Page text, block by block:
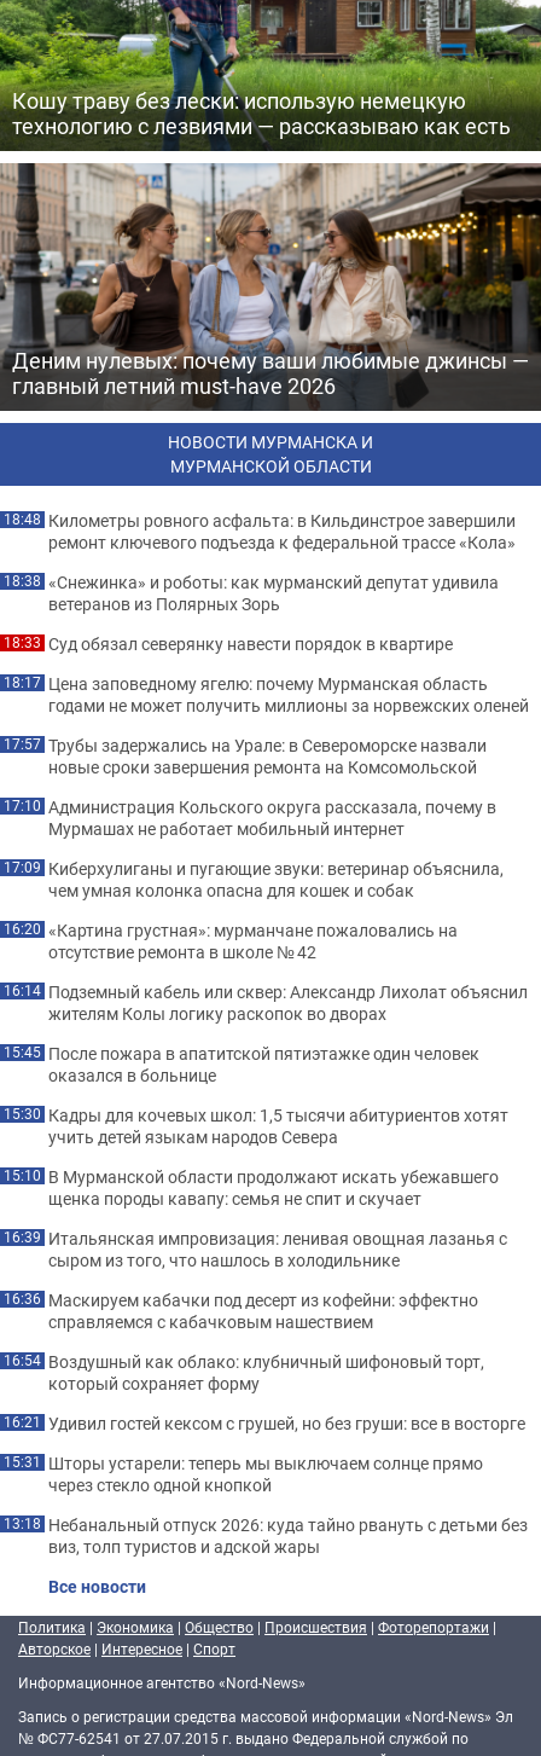
Кошу траву без лески: использую немецкую
технологию с лезвиями — рассказываю как есть
Деним нулевых: почему ваши любимые джинсы —
главный летний must-have 2026
НОВОСТИ МУРМАНСКА И
МУРМАНСКОЙ ОБЛАСТИ
18:48 Километры ровного асфальта: в Кильдинстрое завершили
ремонт ключевого подъезда к федеральной трассе «Кола»
18:38 «Снежинка» и роботы: как мурманский депутат удивила
ветеранов из Полярных Зорь
18:33 Суд обязал северянку навести порядок в квартире
18:17 Цена заповедному ягелю: почему Мурманская область
годами не может получить миллионы за норвежских оленей
17:57 Трубы задержались на Урале: в Североморске назвали
новые сроки завершения ремонта на Комсомольской
17:10 Администрация Кольского округа рассказала, почему в
Мурмашах не работает мобильный интернет
17:09 Киберхулиганы и пугающие звуки: ветеринар объяснила,
чем умная колонка опасна для кошек и собак
16:20 «Картина грустная»: мурманчане пожаловались на
отсутствие ремонта в школе № 42
16:14 Подземный кабель или сквер: Александр Лихолат объяснил
жителям Колы логику раскопок во дворах
15:45 После пожара в апатитской пятиэтажке один человек
оказался в больнице
15:30 Кадры для кочевых школ: 1,5 тысячи абитуриентов хотят
учить детей языкам народов Севера
15:10 В Мурманской области продолжают искать убежавшего
щенка породы кавапу: семья не спит и скучает
16:39 Итальянская импровизация: ленивая овощная лазанья с
сыром из того, что нашлось в холодильнике
16:36 Маскируем кабачки под десерт из кофейни: эффектно
справляемся с кабачковым нашествием
16:54 Воздушный как облако: клубничный шифоновый торт,
который сохраняет форму
16:21 Удивил гостей кексом с грушей, но без груши: все в восторге
15:31 Шторы устарели: теперь мы выключаем солнце прямо
через стекло одной кнопкой
13:18 Небанальный отпуск 2026: куда тайно рвануть с детьми без
виз, толп туристов и адской жары
Все новости
Политика | Экономика | Общество | Происшествия | Фоторепортажи |
Авторское | Интересное | Спорт
Информационное агентство «Nord-News»
Запись о регистрации средства массовой информации «Nord-News» Эл
№ ФС77-62541 от 27.07.2015 г. выдано Федеральной службой по